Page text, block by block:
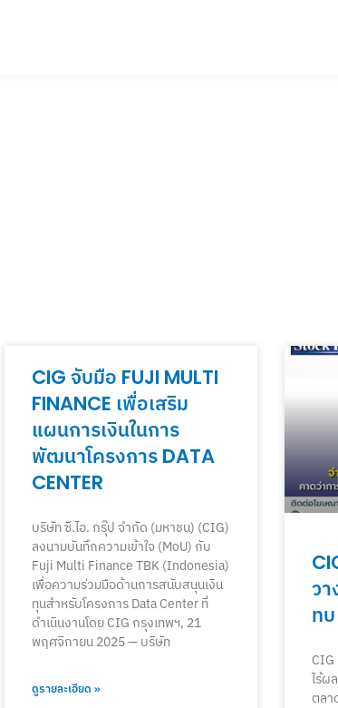
CIG จับมือ FUJI MULTI
FINANCE เพื่อเสริม
แผนการเงินในการ
พัฒนาโครงการ DATA
CENTER
บริษัท ซี.ไอ. กรุ๊ป จำกัด (มหาชน) (CIG)
ลงนามบันทึกความเข้าใจ (MoU) กับ
Fuji Multi Finance TBK (Indonesia)
เพื่อความร่วมมือด้านการสนับสนุนเงิน
ทุนสำหรับโครงการ Data Center ที่
ดำเนินงานโดย CIG กรุงเทพฯ, 21
พฤศจิกายน 2025 — บริษัท
ดูรายละเอียด »
วา
ทบ
ไร้ผ
ตลา